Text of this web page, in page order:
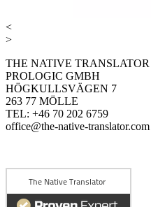
<
>
THE NATIVE TRANSLATOR
PROLOGIC GMBH
HÖGKULLSVÄGEN 7
263 77 MÖLLE
TEL: +46 70 202 6759
office@the-native-translator.com